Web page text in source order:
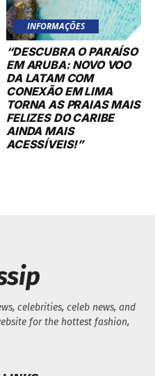
INFORMAÇÕES
“DESCUBRA O PARAÍSO
EM ARUBA: NOVO VOO
DA LATAM COM
CONEXÃO EM LIMA
TORNA AS PRAIAS MAIS
FELIZES DO CARIBE
AINDA MAIS
ACESSÍVEIS!”
celebrities, celeb news, and
for the hottest fashion,